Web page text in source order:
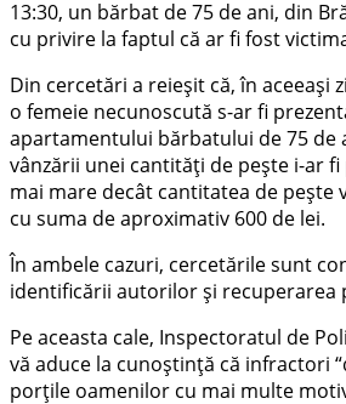
13:30, un bărbat de 75 de ani, din
cu privire la faptul că ar fi fost
Din cercetări a reieșit că, în aceeași
o femeie necunoscută s-ar fi
apartamentului bărbatului de 75 de
vânzării unei cantități de pește i-ar
mai mare decât cantitatea de pește
cu suma de aproximativ 600 de lei.
În ambele cazuri, cercetările sunt
identificării autorilor și recuperarea
Pe aceasta cale, Inspectoratul de
vă aduce la cunoștință că infractori
porţile oamenilor cu mai multe